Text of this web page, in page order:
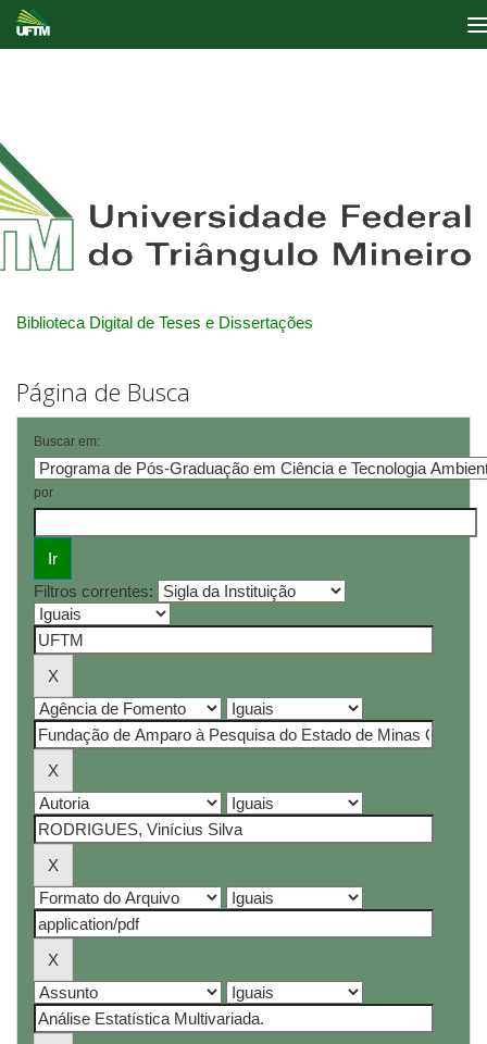
Biblioteca Digital de Teses e Dissertações
Página de Busca
Buscar em:
por
Filtros correntes: